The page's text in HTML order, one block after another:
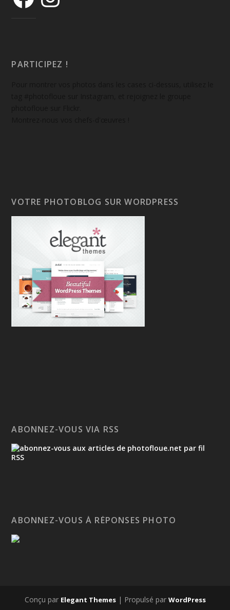
PARTICIPEZ !
VOTRE PHOTOBLOG SUR WORDPRESS
ABONNEZ-VOUS VIA RSS
ABONNEZ-VOUS À RÉPONSES PHOTO
Conçu par Elegant Themes| Propulsé par WordPress